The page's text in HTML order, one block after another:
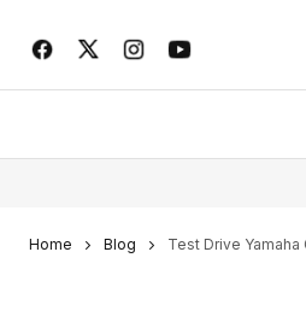
Home Blog Test Drive Yamaha